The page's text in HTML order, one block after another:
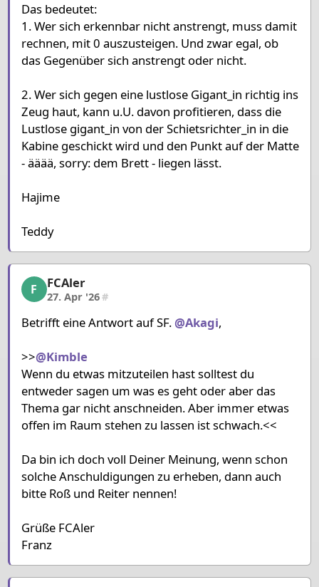
Das bedeutet:
1. Wer sich erkennbar nicht anstrengt, muss damit
rechnen, mit 0 auszusteigen. Und zwar egal, ob
das Gegenüber sich anstrengt oder nicht.
2. Wer sich gegen eine lustlose Gigant_in richtig ins
Zeug haut, kann u.U. davon profitieren, dass die
Lustlose gigant_in von der Schietsrichter_in in die
Kabine geschickt wird und den Punkt auf der Matte
- ääää, sorry: dem Brett - liegen lässt.
Hajime
Teddy
FCAler, 12/15, 27. Apr '26
F FCAler
27. Apr '26#
Betrifft eine Antwort auf SF.@Akagi,
>>@Kimble
Wenn du etwas mitzuteilen hast solltest du
entweder sagen um was es geht oder aber das
Thema gar nicht anschneiden. Aber immer etwas
offen im Raum stehen zu lassen ist schwach.<<
Da bin ich doch voll Deiner Meinung, wenn schon
solche Anschuldigungen zu erheben, dann auch
bitte Roß und Reiter nennen!
Grüße FCAler
Franz